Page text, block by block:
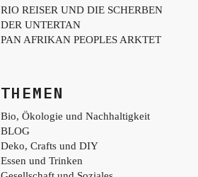
RIO REISER UND DIE SCHERBEN
DER UNTERTAN
PAN AFRIKAN PEOPLES ARKTET
THEMEN
Bio, Ökologie und Nachhaltigkeit
BLOG
Deko, Crafts und DIY
Essen und Trinken